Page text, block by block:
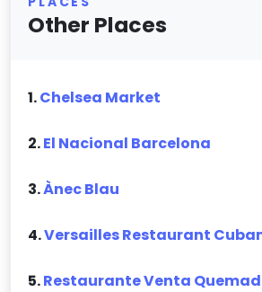
Other Places
1.Chelsea Market
2.El Nacional Barcelona
3.Ànec Blau
4.Versailles Restaurant
5.Restaurante Venta